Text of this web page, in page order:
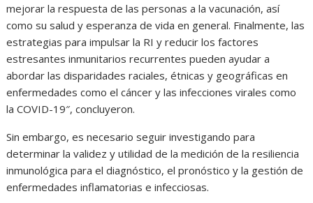
mejorar la respuesta de las personas a la vacunación, así
como su salud y esperanza de vida en general. Finalmente, las
estrategias para impulsar la RI y reducir los factores
estresantes inmunitarios recurrentes pueden ayudar a
abordar las disparidades raciales, étnicas y geográficas en
enfermedades como el cáncer y las infecciones virales como
la COVID-19″, concluyeron.
Sin embargo, es necesario seguir investigando para
determinar la validez y utilidad de la medición de la resiliencia
inmunológica para el diagnóstico, el pronóstico y la gestión de
enfermedades inflamatorias e infecciosas.